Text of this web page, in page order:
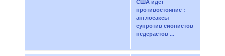
США идет
противостояние :
англосаксы
супротив сионистов
педерастов ...